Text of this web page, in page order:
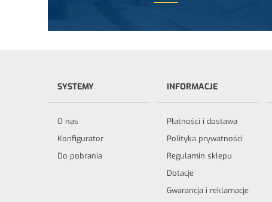
SYSTEMY
O nas
Konfigurator
Do pobrania
INFORMACJE
Płatności i dostawa
Polityka prywatności
Regulamin sklepu
Dotacje
Gwarancja i reklamacje